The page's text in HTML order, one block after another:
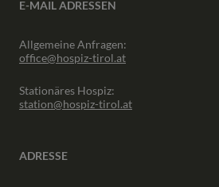
E-MAIL ADRESSEN
Allgemeine Anfragen:
office@hospiz-tirol.at
Stationäres Hospiz:
station@hospiz-tirol.at
ADRESSE